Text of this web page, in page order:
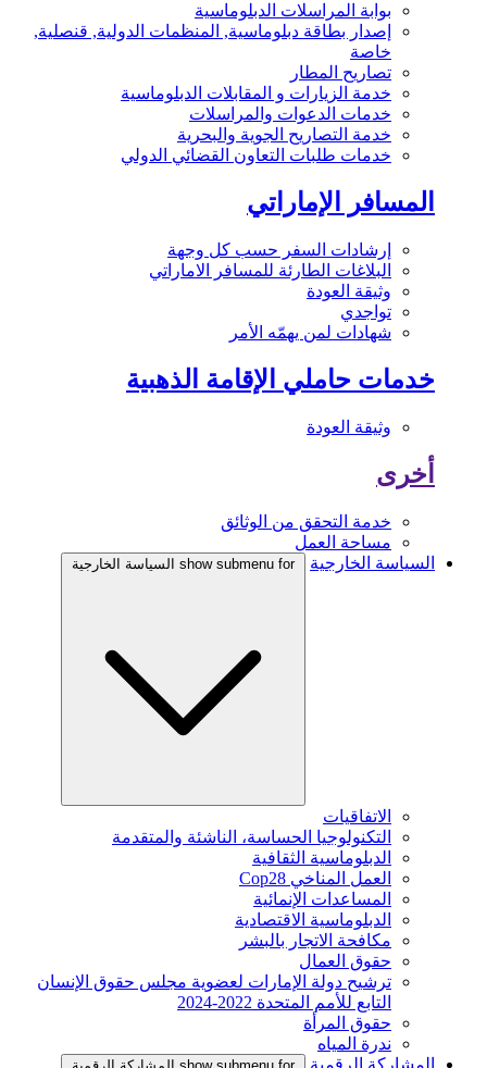
بوابة المراسلات الدبلوماسية
إصدار بطاقة دبلوماسية, المنظمات الدولية, قنصلية,
خاصة
تصاريح المطار
خدمة الزيارات و المقابلات الدبلوماسية
خدمات الدعوات والمراسلات
خدمة التصاريح الجوية والبحرية
خدمات طلبات التعاون القضائي الدولي
المسافر الإماراتي
إرشادات السفر حسب كل وجهة
البلاغات الطارئة للمسافر الاماراتي
وثيقة العودة
تواجدي
شهادات لمن يهمّه الأمر
خدمات حاملي الإقامة الذهبية
وثيقة العودة
أخرى
خدمة التحقق من الوثائق
مساحة العمل
السياسة الخارجية
show submenu for السياسة الخارجية
الاتفاقيات
التكنولوجيا الحساسة، الناشئة والمتقدمة
الدبلوماسية الثقافية
العمل المناخي Cop28
المساعدات الإنمائية
الدبلوماسية الاقتصادية
مكافحة الاتجار بالبشر
حقوق العمال
ترشيح دولة الإمارات لعضوية مجلس حقوق الإنسان
التابع للأمم المتحدة 2022-2024
حقوق المرأة
ندرة المياه
المشاركة الرقمية